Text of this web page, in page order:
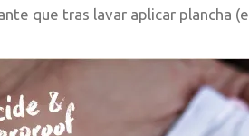
que tras lavar aplicar plancha